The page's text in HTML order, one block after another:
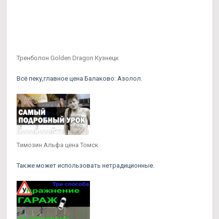
Тренболон Golden Dragon Кузнецк
Всё пеку,главное цена Балаково: Азолол.
Tимозин Альфа цена Томск
Также может использовать нетрадиционные.